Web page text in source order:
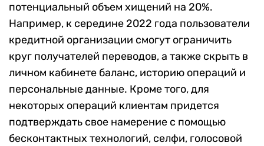
потенциальный объем хищений на 20%.
Например, к середине 2022 года пользователи
кредитной организации смогут ограничить
круг получателей переводов, а также скрыть в
личном кабинете баланс, историю операций и
персональные данные. Кроме того, для
некоторых операций клиентам придется
подтверждать свое намерение с помощью
бесконтактных технологий, селфи, голосовой